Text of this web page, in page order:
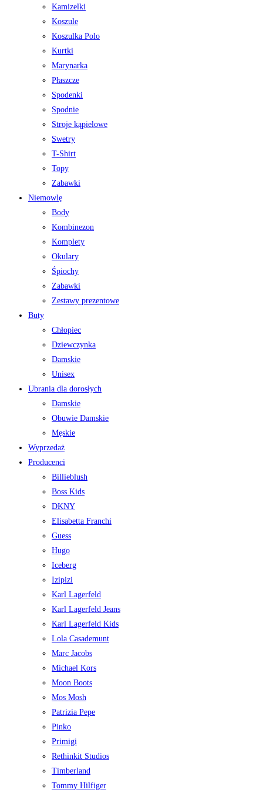
Kamizelki
Koszule
Koszulka Polo
Kurtki
Marynarka
Płaszcze
Spodenki
Spodnie
Stroje kąpielowe
Swetry
T-Shirt
Topy
Zabawki
Niemowlę
Body
Kombinezon
Komplety
Okulary
Śpiochy
Zabawki
Zestawy prezentowe
Buty
Chłopiec
Dziewczynka
Damskie
Unisex
Ubrania dla dorosłych
Damskie
Obuwie Damskie
Męskie
Wyprzedaż
Producenci
Billieblush
Boss Kids
DKNY
Elisabetta Franchi
Guess
Hugo
Iceberg
Izipizi
Karl Lagerfeld
Karl Lagerfeld Jeans
Karl Lagerfeld Kids
Lola Casademunt
Marc Jacobs
Michael Kors
Moon Boots
Mos Mosh
Patrizia Pepe
Pinko
Primigi
Rethinkit Studios
Timberland
Tommy Hilfiger